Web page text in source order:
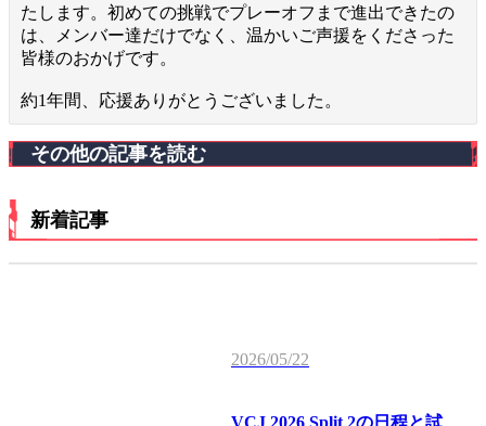
たします。初めての挑戦でプレーオフまで進出できたの
は、メンバー達だけでなく、温かいご声援をくださった
皆様のおかげです。
約1年間、応援ありがとうございました。
その他の記事を読む
新着記事
2026/05/22
VCJ 2026 Split 2の日程と試